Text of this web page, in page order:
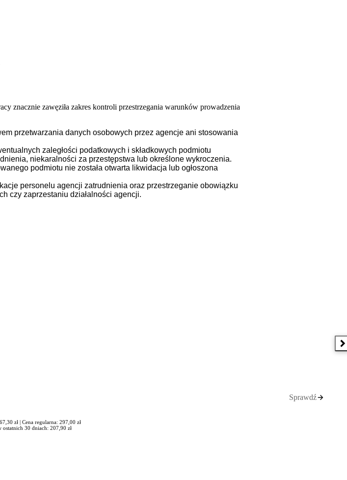
znacznie zawęziła zakres kontroli przestrzegania warunków prowadzenia
przetwarzania danych osobowych przez agencje ani stosowania
zaległości podatkowych i składkowych podmiotu
niekaralności za przestępstwa lub określone wykroczenia.
podmiotu nie została otwarta likwidacja lub ogłoszona
personelu agencji zatrudnienia oraz przestrzeganie obowiązku
czy zaprzestaniu działalności agencji.
Sprawdź
zł | Cena regularna: 297,00 zł
ostatnich 30 dniach: 207,90 zł